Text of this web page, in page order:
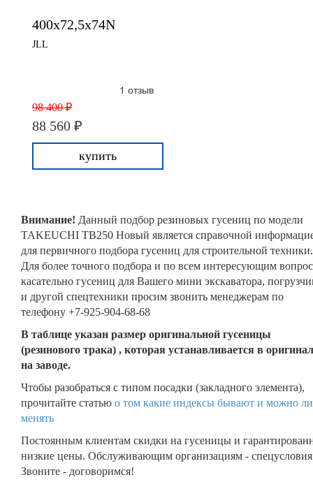
400x72,5x74N
JLL
1 отзыв
98 400 ₽
88 560 ₽
купить
Внимание! Данный подбор резиновых гусениц по модели
TAKEUCHI TB250 Новый является справочной
для первичного подбора гусениц для строительной техники.
Для более точного подбора и по всем интересующим
касательно гусениц для Вашего мини экскаватора,
и другой спецтехники просим звонить менеджерам по
телефону +7-925-904-68-68
В таблице указан размер оригинальной гусеницы
(резинового трака) , которая устанавливается в
на заводе.
Чтобы разобраться с типом посадки (закладного элемента),
прочитайте статью о том какие индексы бывают и можно
менять
Постоянным клиентам скидки на гусеницы и
низкие цены. Обслуживающим организациям -
Звоните - договоримся!